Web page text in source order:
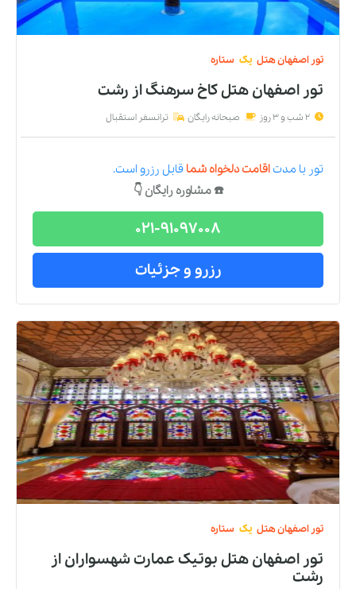
توراصفهانهتل یک ستاره
تور اصفهان هتل کاخ سرهنگاز رشت
2 شب و 3 روز صبحانه رایگان ترانسفر استقبال
تور با مدتاقامت دلخواه شما قابل رزرو است.
☎️ مشاوره رایگان 👇
021-91097008
رزرو و جزئیات
توراصفهانهتل یک ستاره
تور اصفهان هتل بوتیک عمارت شهسواراناز
رشت